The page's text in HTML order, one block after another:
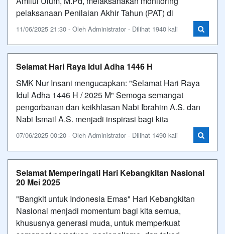
pelaksanaan Penilaian Akhir Tahun (PAT) di
11/06/2025 21:30 - Oleh Administrator - Dilihat 1940 kali
Selamat Hari Raya Idul Adha 1446 H
SMK Nur Insani mengucapkan: "Selamat Hari Raya
Idul Adha 1446 H / 2025 M" Semoga semangat
pengorbanan dan keikhlasan Nabi Ibrahim A.S. dan
Nabi Ismail A.S. menjadi inspirasi bagi kita
07/06/2025 00:20 - Oleh Administrator - Dilihat 1490 kali
Selamat Memperingati Hari Kebangkitan Nasional
20 Mei 2025
"Bangkit untuk Indonesia Emas" Hari Kebangkitan
Nasional menjadi momentum bagi kita semua,
khususnya generasi muda, untuk memperkuat